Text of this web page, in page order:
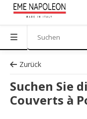
Zurück
Suchen Sie
Couverts à